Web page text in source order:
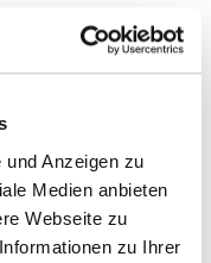
Anzeigen zu
Medien anbieten
Webseite zu
zu Ihrer